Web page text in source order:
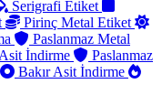
Serigrafi Etiket
Pirinç Metal Etiket
Paslanmaz Metal
İndirme
Paslanmaz
Bakır Asit İndirme